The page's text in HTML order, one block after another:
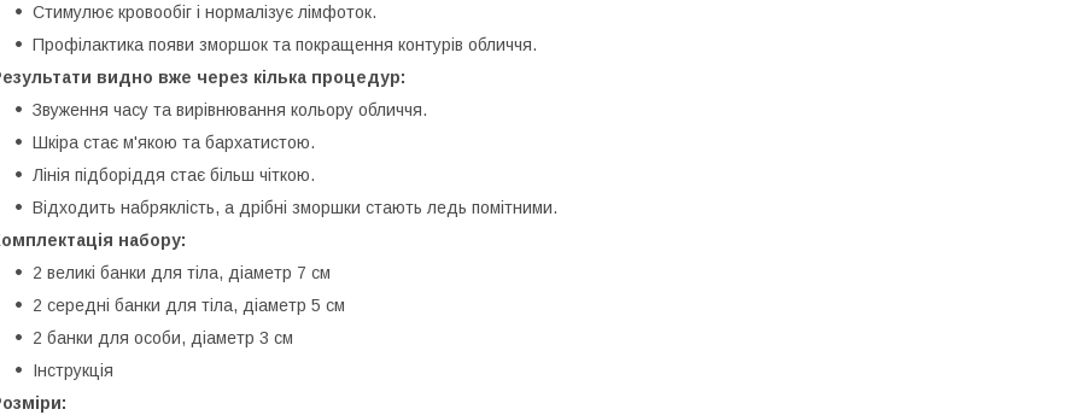
Стимулює кровообіг і нормалізує лімфоток.
Профілактика появи зморшок та покращення контурів обличчя.
видно вже через кілька процедур:
Звуження часу та вирівнювання кольору обличчя.
Шкіра стає м'якою та бархатистою.
Лінія підборіддя стає більш чіткою.
Відходить набряклість, а дрібні зморшки стають ледь помітними.
набору:
2 великі банки для тіла, діаметр 7 см
2 середні банки для тіла, діаметр 5 см
2 банки для особи, діаметр 3 см
Інструкція